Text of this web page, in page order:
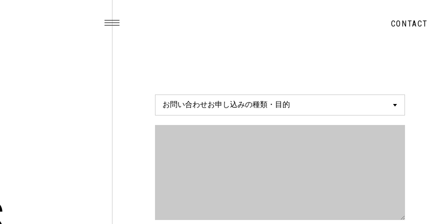
CONTACT
お問い合わせお申し込みの種類・目的
広告制作に関するお問い合わせ
その他仕事に関するお問い合わせ